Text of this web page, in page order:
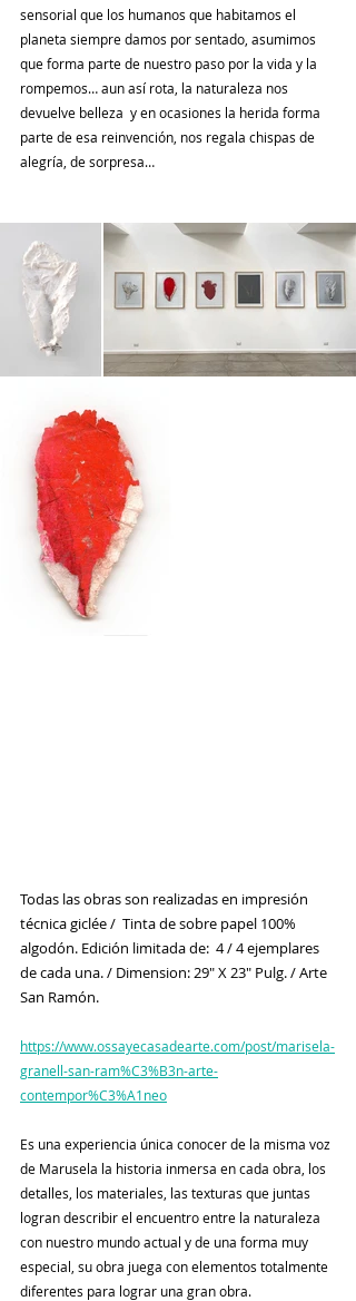
sensorial que los humanos que habitamos el
planeta siempre damos por sentado, asumimos
que forma parte de nuestro paso por la vida y la
rompemos… aun así rota, la naturaleza nos
devuelve belleza  y en ocasiones la herida forma
parte de esa reinvención, nos regala chispas de
alegría, de sorpresa…
Todas las obras son realizadas en impresión
técnica giclée /  Tinta de sobre papel 100%
algodón. Edición limitada de:  4 / 4 ejemplares
de cada una. / Dimension: 29" X 23" Pulg. / Arte
San Ramón.
https://www.ossayecasadearte.com/post/marisela-
granell-san-ram%C3%B3n-arte-
contempor%C3%A1neo
Es una experiencia única conocer de la misma voz
de Marusela la historia inmersa en cada obra, los
detalles, los materiales, las texturas que juntas
logran describir el encuentro entre la naturaleza
con nuestro mundo actual y de una forma muy
especial, su obra juega con elementos totalmente
diferentes para lograr una gran obra.